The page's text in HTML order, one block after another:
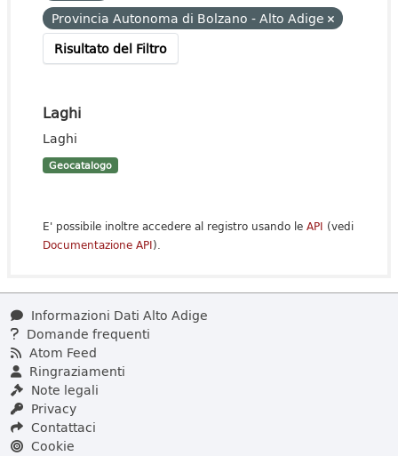
Provincia Autonoma di Bolzano - Alto Adige
Risultato del Filtro
Laghi
Laghi
Geocatalogo
E' possibile inoltre accedere al registro usando le API (vedi
Documentazione API).
Informazioni Dati Alto Adige
Domande frequenti
Atom Feed
Ringraziamenti
Note legali
Privacy
Contattaci
Cookie